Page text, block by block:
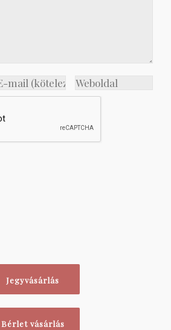
Jegyvásárlás
Bérlet vásárlás